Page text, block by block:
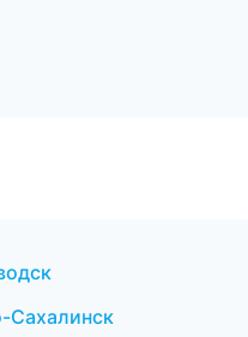
Сахалинск